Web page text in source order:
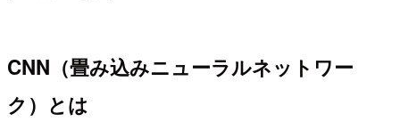
CNN（畳み込みニューラルネットワー
ク）とは